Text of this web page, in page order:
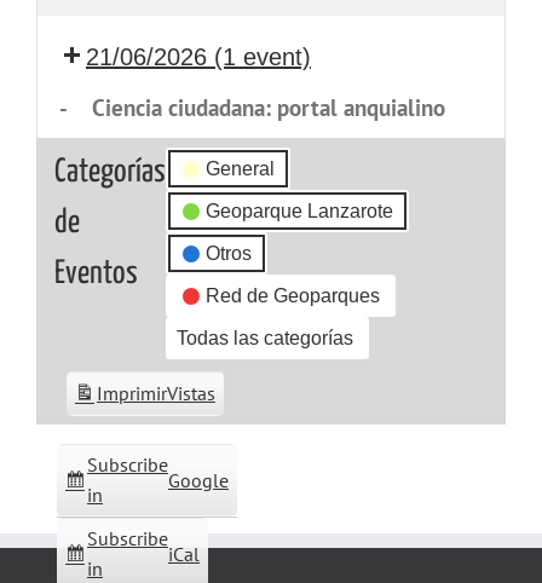
21/06/2026 (1 event)
- Ciencia ciudadana: portal anquialino
Categorías
de
Eventos
General
Geoparque Lanzarote
Otros
Red de Geoparques
Todas las categorías
Subscribe
in
Google
Subscribe
in
iCal
ImprimirVistas